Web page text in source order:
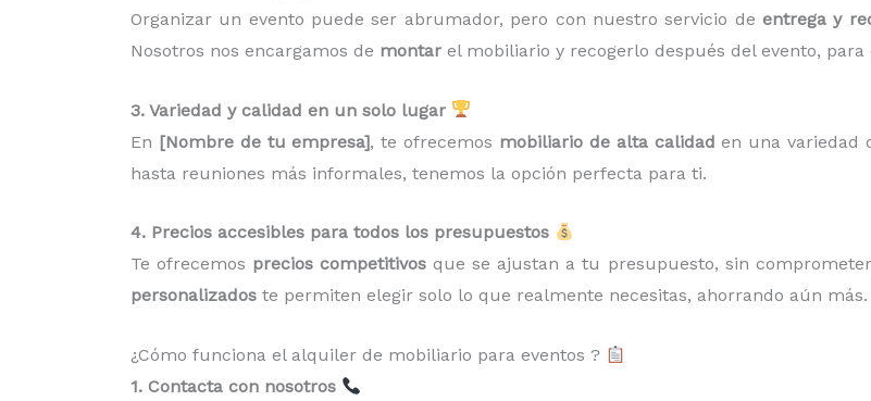
Organizar un evento puede ser abrumador, pero con nuestro servicio deentrega y
Nosotros nos encargamos de montar el mobiliario y recogerlo después del evento,
3. Variedad y calidad en un solo lugar
En [Nombre de tu empresa], te ofrecemos mobiliario de alta calidad en una variedad
hasta reuniones más informales, tenemos la opción perfecta para ti.
4. Precios accesibles para todos los presupuestos
Te ofrecemos precios competitivos que se ajustan a tu presupuesto, sin
personalizados te permiten elegir solo lo que realmente necesitas, ahorrando aún más.
¿Cómo funciona el alquiler de mobiliario para eventos ?
1. Contacta con nosotros